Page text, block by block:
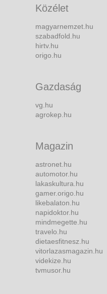
Közélet
magyarnemzet.hu
szabadfold.hu
hirtv.hu
origo.hu
Gazdaság
vg.hu
agrokep.hu
Magazin
astronet.hu
automotor.hu
lakaskultura.hu
gamer.origo.hu
likebalaton.hu
napidoktor.hu
mindmegette.hu
travelo.hu
dietaesfitnesz.hu
vitorlazasmagazin.hu
videkize.hu
tvmusor.hu